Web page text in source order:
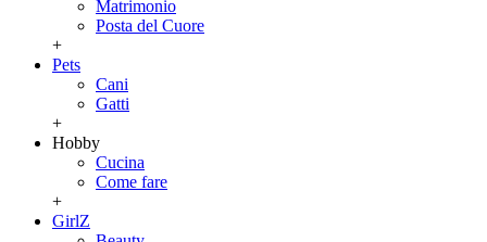
Matrimonio
Posta del Cuore
+
Pets
Cani
Gatti
+
Hobby
Cucina
Come fare
+
GirlZ